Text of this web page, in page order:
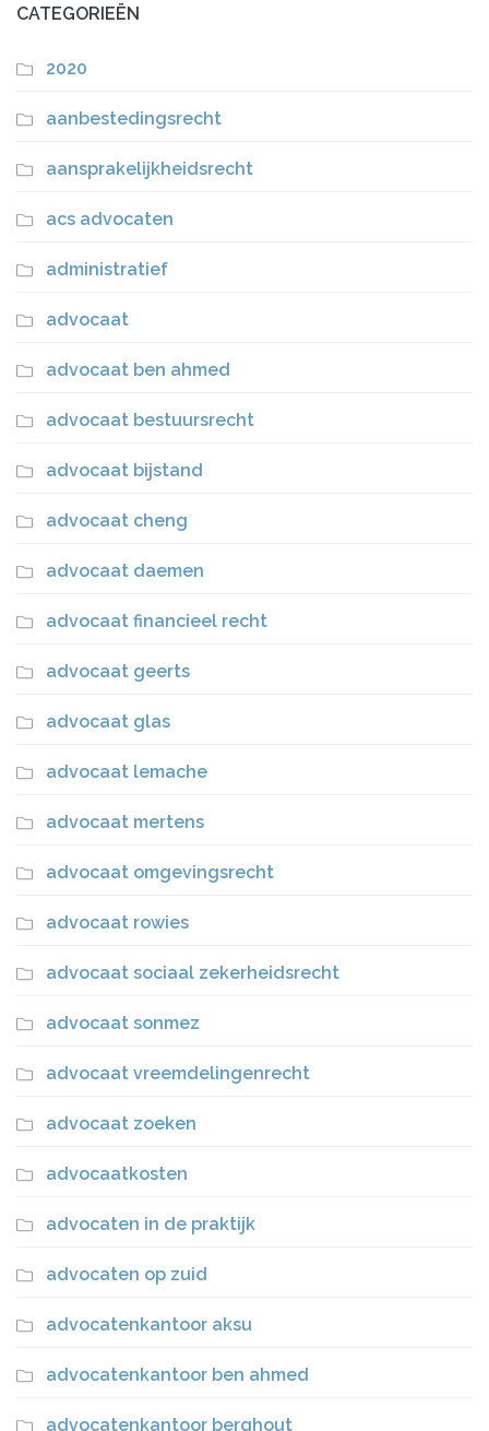
CATEGORIEËN
2020
aanbestedingsrecht
aansprakelijkheidsrecht
acs advocaten
administratief
advocaat
advocaat ben ahmed
advocaat bestuursrecht
advocaat bijstand
advocaat cheng
advocaat daemen
advocaat financieel recht
advocaat geerts
advocaat glas
advocaat lemache
advocaat mertens
advocaat omgevingsrecht
advocaat rowies
advocaat sociaal zekerheidsrecht
advocaat sonmez
advocaat vreemdelingenrecht
advocaat zoeken
advocaatkosten
advocaten in de praktijk
advocaten op zuid
advocatenkantoor aksu
advocatenkantoor ben ahmed
advocatenkantoor berghout